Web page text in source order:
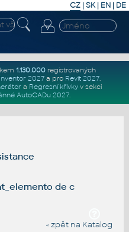
CZ | SK| EN | DE
1.130.000registrovaných
Inventor 2027a pro Revit 2027.
a Regresní křivkyv sekci
AutoCADu 2027.
de c
« zpět na Katalog